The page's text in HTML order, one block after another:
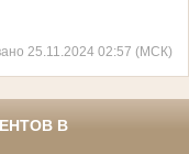
25.11.2024 02:57 (МСК)
В